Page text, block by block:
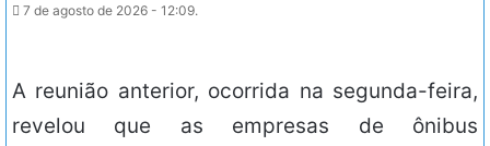
7 de agosto de 2026 - 12:09.
A reunião anterior, ocorrida na segunda-feira,
revelou que as empresas de ônibus